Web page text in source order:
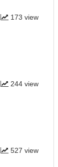
173 view
244 view
527 view